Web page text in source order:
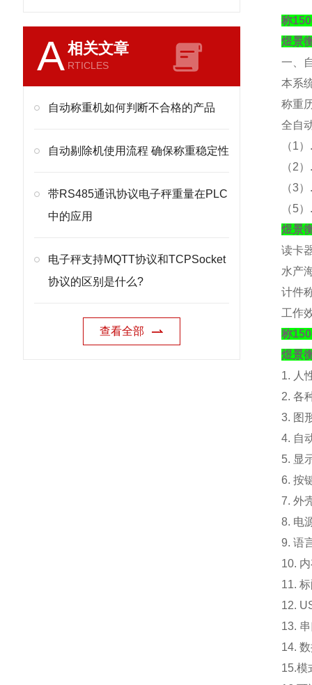
A相关文章
RTICLES
自动称重机如何判断不合格的产品
自动剔除机使用流程 确保称重稳定性
带RS485通讯协议电子秤重量在PLC
中的应用
电子秤支持MQTT协议和TCPSocket
协议的区别是什么?
查看全部
称
煜景
一、
本系
称重
全自
（1
（2
（3）
（5
煜景
读卡
水产
计件
工作
称
煜景
1. 人
2. 各
3. 图
4. 自
5. 显
6. 按
7. 外
8. 电
9. 语
10.
11.
12.
13.
14.
15.模